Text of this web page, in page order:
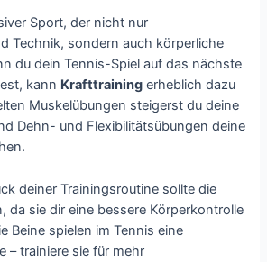
Sport, der nicht nur
Technik, sondern auch körperliche
du dein Tennis-Spiel auf das nächste
kann Krafttraining erheblich dazu
Muskelübungen steigerst du deine
Dehn- und Flexibilitätsübungen deine
deiner Trainingsroutine sollte die
da sie dir eine bessere Körperkontrolle
Beine spielen im Tennis eine
– trainiere sie für mehr